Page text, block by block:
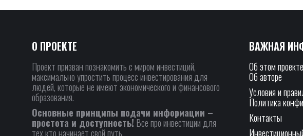
О ПРОЕКТЕ
Проект призван познакомить с миром инвестиций,
максимально упростить процесс инвестирования для
людей, которые не имеют экономического и финансового
образования.
Основные принципы подачи информации –
простота и доступность!Все про инвестиции для
тех кто начинает свой путь.
ВАЖНАЯ
Об этом проекте
Об авторе
Условия и
Политика
Контакты